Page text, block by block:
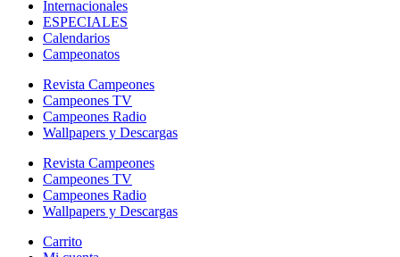
Internacionales
ESPECIALES
Calendarios
Campeonatos
Revista Campeones
Campeones TV
Campeones Radio
Wallpapers y Descargas
Revista Campeones
Campeones TV
Campeones Radio
Wallpapers y Descargas
Carrito